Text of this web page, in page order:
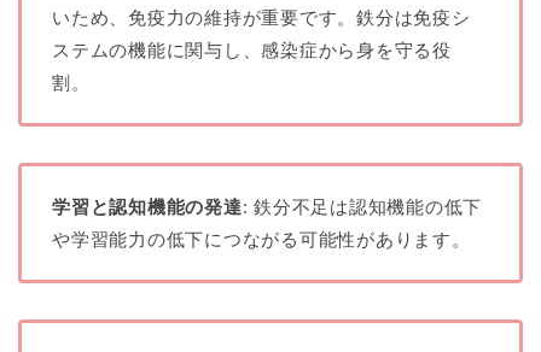
いため、免疫力の維持が重要です。鉄分は免疫シ
ステムの機能に関与し、感染症から身を守る役
割。
学習と認知機能の発達: 鉄分不足は認知機能の低下
や学習能力の低下につながる可能性があります。